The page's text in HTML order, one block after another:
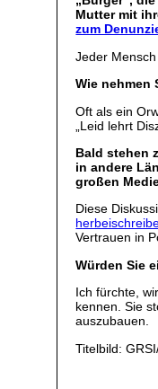
Mutter mit
zum
Jeder
Wie nehmen
Oft als ein
„Leid lehrt
Bald stehen
in andere
großen
Diese
Vertrauen in
Würden Sie
Ich fürchte,
kennen. Sie
auszubauen.
Titelbild: